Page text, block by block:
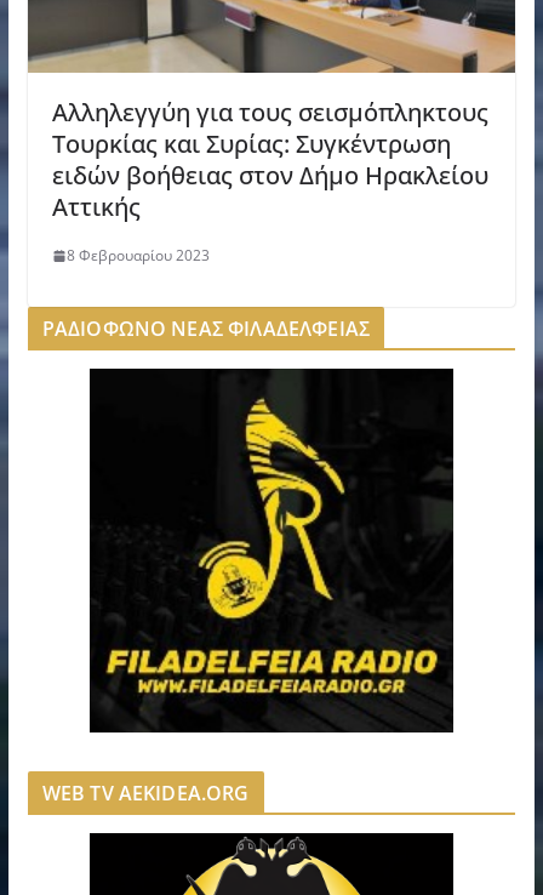
Αλληλεγγύη για τους σεισμόπληκτους
Τουρκίας και Συρίας: Συγκέντρωση
ειδών βοήθειας στον Δήμο Ηρακλείου
Αττικής
8 Φεβρουαρίου 2023
ΡΑΔΙΟΦΩΝΟ ΝΕΑΣ ΦΙΛΑΔΕΛΦΕΙΑΣ
WEB TV AEKIDEA.ORG